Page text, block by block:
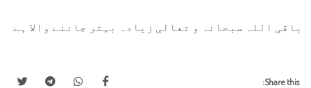
باقی اللہ سبحانہ و تعالی زیادہ بہتر جاننے والا ہے.
Share this: